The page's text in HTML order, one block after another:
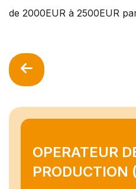
OPERATEUR
PRODUCTION
de 2000EUR à 2500EUR